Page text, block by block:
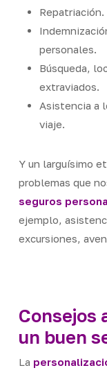
Repatriación.
personales.
Búsqueda,
extraviados.
Asistencia a
viaje.
Y un larguísimo
problemas que
seguros
ejemplo,
excursiones,
Consejos
un buen
La